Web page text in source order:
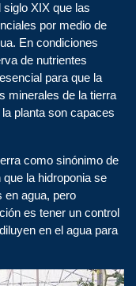
XIX que las
por medio de
En condiciones
de nutrientes
para que la
minerales de la tierra
planta son capaces
como sinónimo de
la hidroponia se
en agua, pero
es tener un control
en el agua para